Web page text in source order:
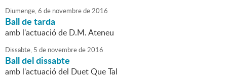
Diumenge,6 de novembrede2016
Ball de tarda
amb l'actuació de D.M. Ateneu
Dissabte, 5 de novembrede2016
Ball del dissabte
amb l'actuació del Duet Que Tal